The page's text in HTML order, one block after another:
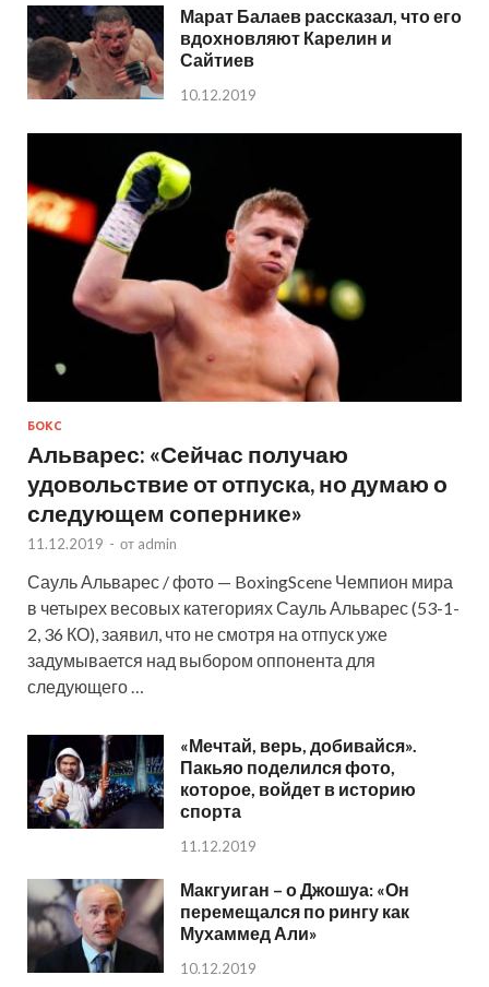
Марат Балаев рассказал, что его
вдохновляют Карелин и
Сайтиев
10.12.2019
БОКС
Альварес: «Сейчас получаю
удовольствие от отпуска, но думаю о
следующем сопернике»
11.12.2019 - от admin
Сауль Альварес / фото — BoxingScene Чемпион мира
в четырех весовых категориях Сауль Альварес (53-1-
2, 36 КО), заявил, что не смотря на отпуск уже
задумывается над выбором оппонента для
следующего …
«Мечтай, верь, добивайся».
Пакьяо поделился фото,
которое, войдет в историю
спорта
11.12.2019
Макгуиган – о Джошуа: «Он
перемещался по рингу как
Мухаммед Али»
10.12.2019